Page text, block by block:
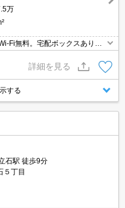
万
Fi無料。宅配ボックスあり。
ンターホン。バス・トイレ
。新生活のスタートはここか
詳細を見る
する
石駅 徒歩9分
５丁目